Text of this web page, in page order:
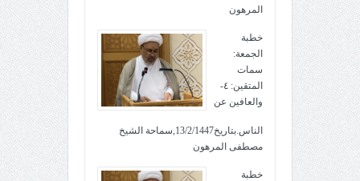
المرهون
خطبة
الجمعة:
سمات
المتقين: ٤-
والعافين عن
الناس.بتاريخ13/2/1447,سماحة الشيخ
مصطفى المرهون
خطبة